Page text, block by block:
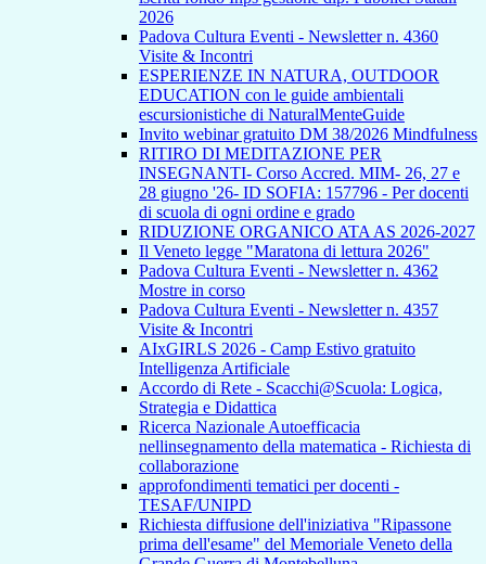
2026
Padova Cultura Eventi - Newsletter n. 4360
Visite & Incontri
ESPERIENZE IN NATURA, OUTDOOR
EDUCATION con le guide ambientali
escursionistiche di NaturalMenteGuide
Invito webinar gratuito DM 38/2026 Mindfulness
RITIRO DI MEDITAZIONE PER
INSEGNANTI- Corso Accred. MIM- 26, 27 e
28 giugno '26- ID SOFIA: 157796 - Per docenti
di scuola di ogni ordine e grado
RIDUZIONE ORGANICO ATA AS 2026-2027
Il Veneto legge "Maratona di lettura 2026"
Padova Cultura Eventi - Newsletter n. 4362
Mostre in corso
Padova Cultura Eventi - Newsletter n. 4357
Visite & Incontri
AIxGIRLS 2026 - Camp Estivo gratuito
Intelligenza Artificiale
Accordo di Rete - Scacchi@Scuola: Logica,
Strategia e Didattica
Ricerca Nazionale Autoefficacia
nellinsegnamento della matematica - Richiesta di
collaborazione
approfondimenti tematici per docenti -
TESAF/UNIPD
Richiesta diffusione dell'iniziativa "Ripassone
prima dell'esame" del Memoriale Veneto della